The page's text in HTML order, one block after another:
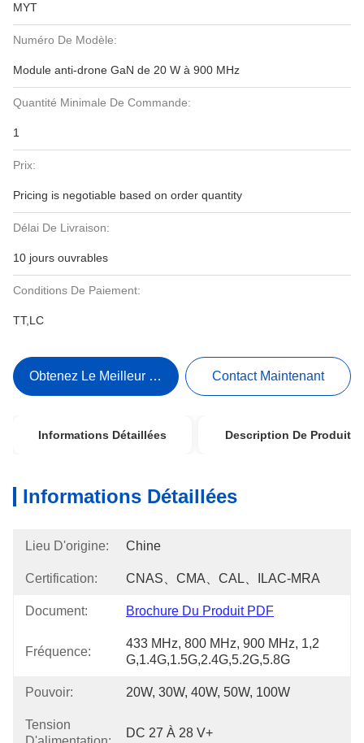
MYT
Numéro De Modèle:
Module anti-drone GaN de 20 W à 900 MHz
Quantité Minimale De Commande:
1
Prix:
Pricing is negotiable based on order quantity
Délai De Livraison:
10 jours ouvrables
Conditions De Paiement:
TT,LC
Obtenez Le Meilleur Prix Contact Maintenant
Informations Détaillées Description De Produit
Informations Détaillées
Lieu D'origine: Chine
Certification: CNAS、CMA、CAL、ILAC-MRA
Document: Brochure Du Produit PDF
Fréquence:
433 MHz, 800 MHz, 900 MHz, 1,2
G,1.4G,1.5G,2.4G,5.2G,5.8G
Pouvoir: 20W, 30W, 40W, 50W, 100W
Tension
DC 27 À 28 V+